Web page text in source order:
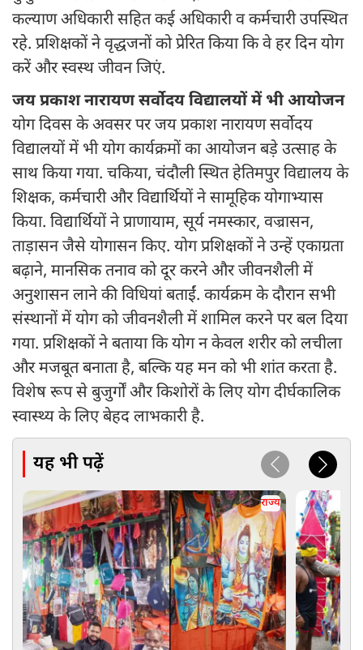
कल्याण अधिकारी सहित कई अधिकारी व कर्मचारी उपस्थित
रहे. प्रशिक्षकों ने वृद्धजनों को प्रेरित किया कि वे हर दिन योग
करें और स्वस्थ जीवन जिएं.
जय प्रकाश नारायण सर्वोदय विद्यालयों में भी आयोजन
योग दिवस के अवसर पर जय प्रकाश नारायण सर्वोदय
विद्यालयों में भी योग कार्यक्रमों का आयोजन बड़े उत्साह के
साथ किया गया. चकिया, चंदौली स्थित हेतिमपुर विद्यालय के
शिक्षक, कर्मचारी और विद्यार्थियों ने सामूहिक योगाभ्यास
किया. विद्यार्थियों ने प्राणायाम, सूर्य नमस्कार, वज्रासन,
ताड़ासन जैसे योगासन किए. योग प्रशिक्षकों ने उन्हें एकाग्रता
बढ़ाने, मानसिक तनाव को दूर करने और जीवनशैली में
अनुशासन लाने की विधियां बताईं. कार्यक्रम के दौरान सभी
संस्थानों में योग को जीवनशैली में शामिल करने पर बल दिया
गया. प्रशिक्षकों ने बताया कि योग न केवल शरीर को लचीला
और मजबूत बनाता है, बल्कि यह मन को भी शांत करता है.
विशेष रूप से बुजुर्गों और किशोरों के लिए योग दीर्घकालिक
स्वास्थ्य के लिए बेहद लाभकारी है.
यह भी पढ़ें
राज्य